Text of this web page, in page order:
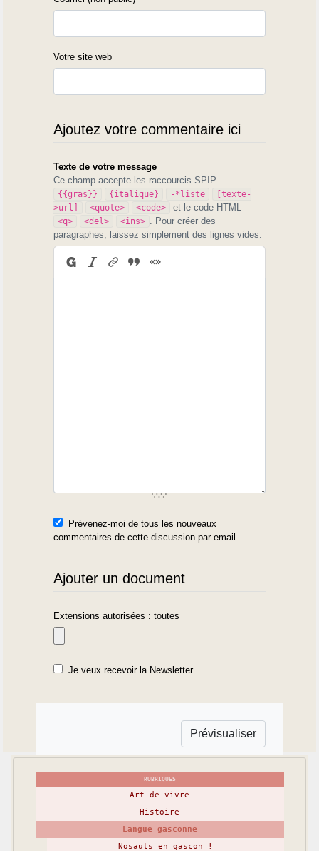
Votre site web
Ajoutez votre commentaire ici
Texte de votre message
Ce champ accepte les raccourcis SPIP
{{gras}} {italique} -*liste
[texte-
>url]
<quote> <code> et le code HTML
<q> <del> <ins>
. Pour créer des
paragraphes, laissez simplement des lignes vides.
Prévenez-moi de tous les nouveaux
commentaires de cette discussion par email
Ajouter un document
Extensions autorisées : toutes
Je veux recevoir la Newsletter
RUBRIQUES
Art de vivre
Histoire
Langue gasconne
Nosauts en gascon !